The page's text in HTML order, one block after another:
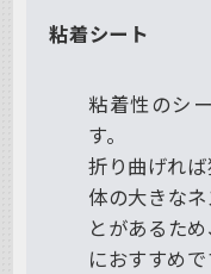
粘着シート
粘着性のシ
す。
折り曲げれば
体の大きな
とがあるた
におすすめで